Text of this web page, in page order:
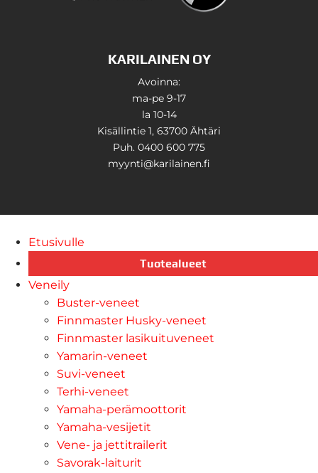
KARILAINEN OY
Avoinna:
ma-pe 9-17
la 10-14
Kisällintie 1, 63700 Ähtäri
Puh. 0400 600 775
myynti@karilainen.fi
Etusivulle
Tuotealueet
Veneily
Buster-veneet
Finnmaster Husky-veneet
Finnmaster lasikuituveneet
Yamarin-veneet
Suvi-veneet
Terhi-veneet
Yamaha-perämoottorit
Yamaha-vesijetit
Vene- ja jettitrailerit
Savorak-laiturit